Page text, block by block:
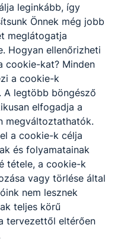
díszeket készít;
magát;
anyagokat olvas
a nemzetközi
A KÉPZÉSHEZ
bonbonokat,
Célja olyan
és
prezentálja.
tartja a
trendeket, új
a változatos,
leginkább, így
Önnek még jobb
meglátogatja
Hogyan ellenőrizheti
cookie-kat? Minden
a cookie-k
A legtöbb böngésző
elfogadja a
megváltoztathatók.
a cookie-k célja
és folyamatainak
tétele, a cookie-k
vagy törlése által
nem lesznek
teljes körű
tervezettől eltérően